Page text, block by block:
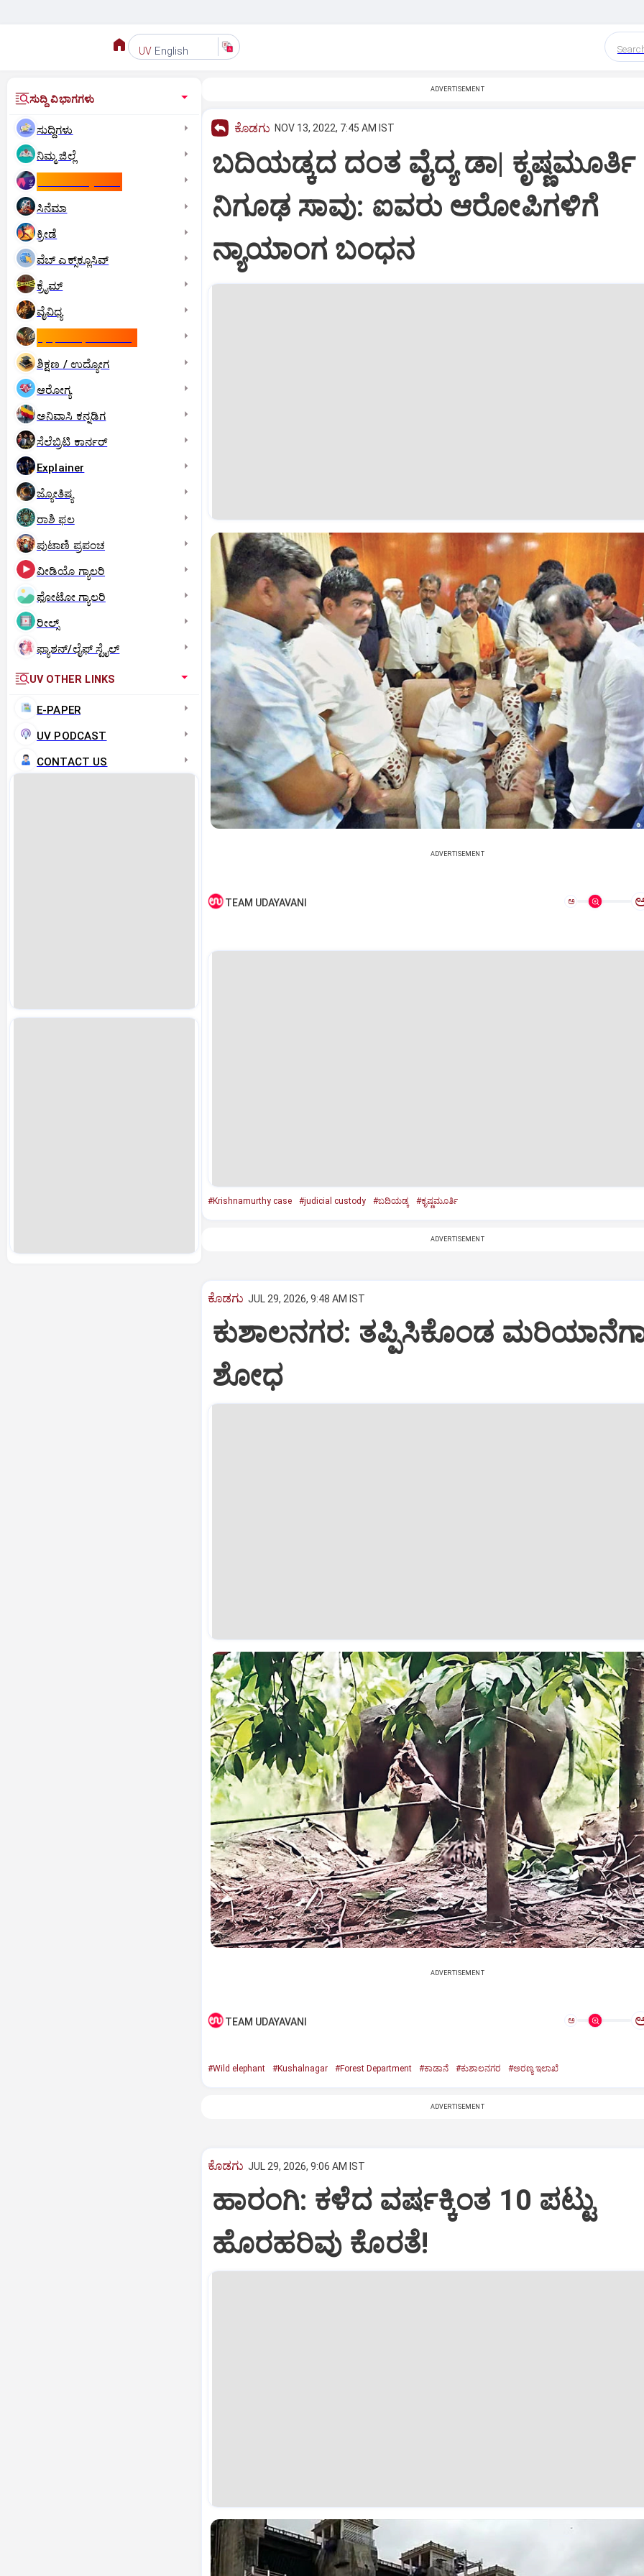
UV English
ಸುದ್ದಿ ವಿಭಾಗಗಳು
ಸುದ್ದಿಗಳು
ನಿಮ್ಮ ಜಿಲ್ಲೆ
ಸಿನೆಮಾ
ಕ್ರೀಡೆ
ವೆಬ್ ಎಕ್ಸ್‌ಕ್ಲೂಸಿವ್
ಕ್ರೈಮ್
ವೈವಿಧ್ಯ
ಶಿಕ್ಷಣ / ಉದ್ಯೋಗ
ಆರೋಗ್ಯ
ಅನಿವಾಸಿ ಕನ್ನಡಿಗ
ಸೆಲೆಬ್ರಿಟಿ ಕಾರ್ನರ್‌
Explainer
ಜ್ಯೋತಿಷ್ಯ
ರಾಶಿ ಫಲ
ಪುಟಾಣಿ ಪ್ರಪಂಚ
ವೀಡಿಯೊ ಗ್ಯಾಲರಿ
ಫೋಟೋ ಗ್ಯಾಲರಿ
ರೀಲ್ಸ್
ಫ್ಯಾಶನ್/ಲೈಫ್‌ ಸ್ಟೈಲ್
UV OTHER LINKS
E-PAPER
UV PODCAST
CONTACT US
ADVERTISEMENT
ಕೊಡಗು NOV 13, 2022, 7:45 AM IST
ಬದಿಯಡ್ಕದ ದಂತ ವೈದ್ಯ ಡಾ| ಕೃಷ್ಣಮೂರ್ತಿ
ನಿಗೂಢ ಸಾವು: ಐವರು ಆರೋಪಿಗಳಿಗೆ
ನ್ಯಾಯಾಂಗ ಬಂಧನ
ADVERTISEMENT
TEAM UDAYAVANI ಅ
#Krishnamurthy case #judicial custody #ಬದಿಯಡ್ಕ #ಕೃಷ್ಣಮೂರ್ತಿ
ADVERTISEMENT
ಕೊಡಗು JUL 29, 2026, 9:48 AM IST
ಕುಶಾಲನಗರ: ತಪ್ಪಿಸಿಕೊಂಡ
ಶೋಧ
ADVERTISEMENT
TEAM UDAYAVANI ಅ
#Wild elephant #Kushalnagar #Forest Department #ಕಾಡಾನೆ #ಕುಶಾಲನಗರ #ಅರಣ್ಯ ಇಲಾಖೆ
ADVERTISEMENT
ಕೊಡಗು JUL 29, 2026, 9:06 AM IST
ಹಾರಂಗಿ: ಕಳೆದ ವರ್ಷಕ್ಕಿಂತ 10 ಪಟ್ಟು
ಹೊರಹರಿವು ಕೊರತೆ!